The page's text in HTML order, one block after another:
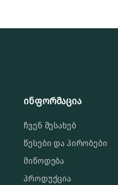
ინფორმაცია
ჩვენ შესახებ
წესები და პირობები
მიწოდება
პროდუქცია